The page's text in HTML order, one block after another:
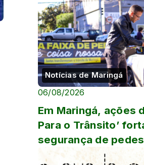
Notícias de Maringá
06/08/2026
Em Maringá, ações
Para o Trânsito’
segurança de
condutores